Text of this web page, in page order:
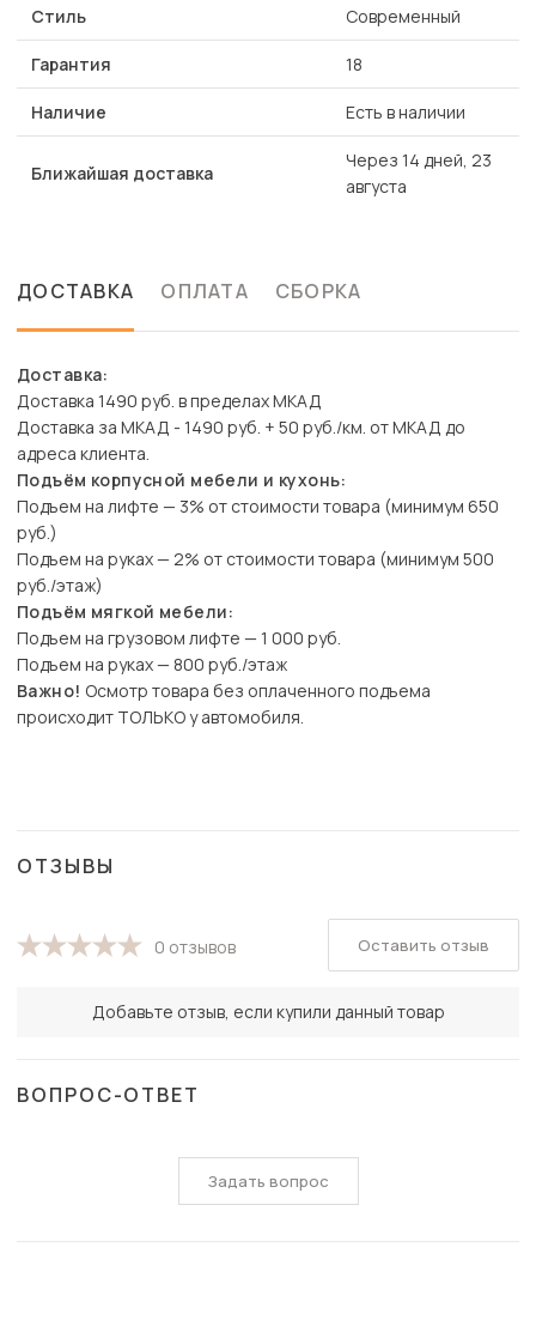
Стиль Современный
Гарантия 18
Наличие Есть в наличии
Ближайшая доставка
Через 14 дней, 23
августа
ДОСТАВКА ОПЛАТА СБОРКА
Доставка:
Доставка 1490 руб. в пределах МКАД
Доставка за МКАД - 1490 руб. + 50 руб./км. от МКАД до
адреса клиента.
Подъём корпусной мебели и кухонь:
Подъем на лифте — 3% от стоимости товара (минимум 650
руб.)
Подъем на руках — 2% от стоимости товара (минимум 500
руб./этаж)
Подъём мягкой мебели:
Подъем на грузовом лифте — 1 000 руб.
Подъем на руках — 800 руб./этаж
Важно! Осмотр товара без оплаченного подъема
происходит ТОЛЬКО у автомобиля.
ОТЗЫВЫ
0 отзывов
Добавьте отзыв, если купили данный товар
Оставить отзыв
ВОПРОС-ОТВЕТ
Задать вопрос